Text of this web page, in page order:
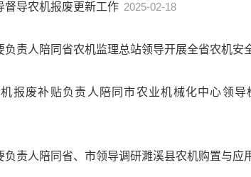
督导农机报废更新工作 2025-02-18
负责人陪同省农机监理总站领导开展全省农机安
报废补贴负责人陪同市农业机械化中心领
负责人陪同省、市领导调研濉溪县农机购置与应